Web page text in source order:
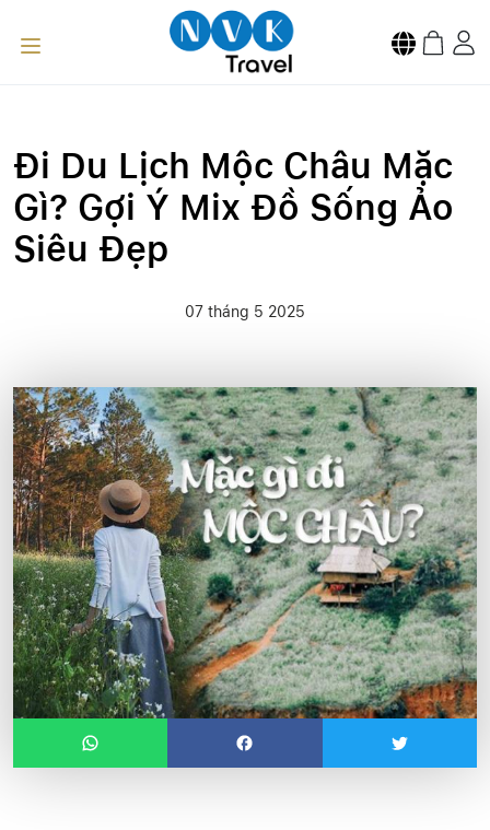
Đi Du Lịch Mộc Châu Mặc
Gì? Gợi Ý Mix Đồ Sống Ảo
Siêu Đẹp
07 tháng 5 2025